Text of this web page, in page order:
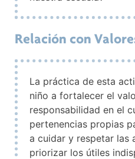
Relación con
La práctica de esta
niño a fortalecer el
responsabilidad en el
pertenencias propias
a cuidar y respetar las
priorizar los útiles